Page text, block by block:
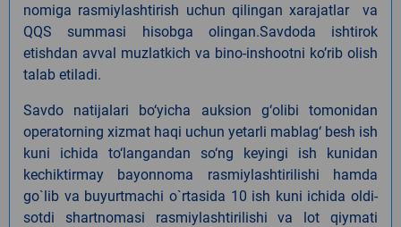
nomiga rasmiylashtirish uchun qilingan xarajatlar va
QQS summasi hisobga olingan.Savdoda ishtirok
etishdan avval muzlatkich va bino-inshootni ko’rib olish
talab etiladi.
Savdo natijalari bo‘yicha auksion g‘olibi tomonidan
operatorning xizmat haqi uchun yetarli mablag‘ besh ish
kuni ichida to‘langandan so‘ng keyingi ish kunidan
kechiktirmay bayonnoma rasmiylashtirilishi hamda
go`lib va buyurtmachi o`rtasida 10 ish kuni ichida oldi-
sotdi shartnomasi rasmiylashtirilishi va lot qiymati